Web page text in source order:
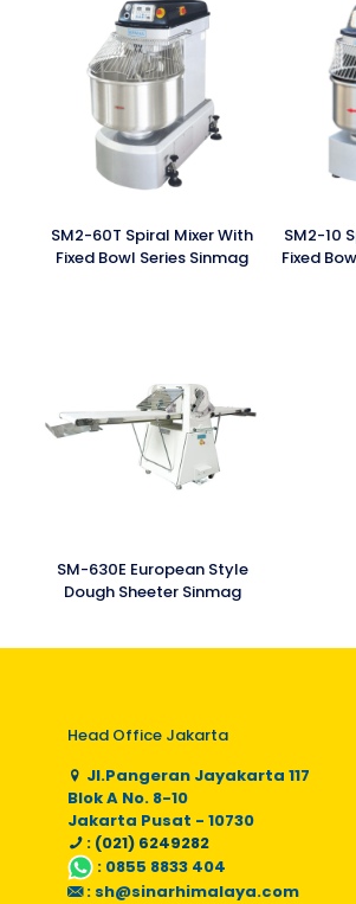
SM2-60T Spiral Mixer With
Fixed Bowl Series Sinmag
SM2-10
Fixed
SM-630E European Style
Dough Sheeter Sinmag
Head Office Jakarta
Jl.Pangeran Jayakarta 117
Blok A No. 8-10
Jakarta Pusat - 10730
: (021) 6249282
: 0855 8833 404
: sh@sinarhimalaya.com